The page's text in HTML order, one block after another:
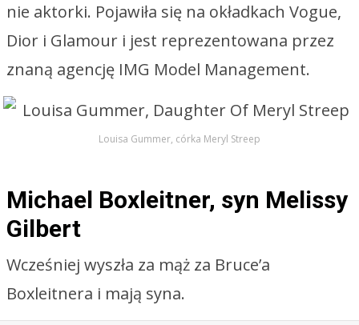
nie aktorki. Pojawiła się na okładkach Vogue,
Dior i Glamour i jest reprezentowana przez
znaną agencję IMG Model Management.
Louisa Gummer, córka Meryl Streep
Michael Boxleitner, syn Melissy
Gilbert
Wcześniej wyszła za mąż za Bruce’a
Boxleitnera i mają syna.